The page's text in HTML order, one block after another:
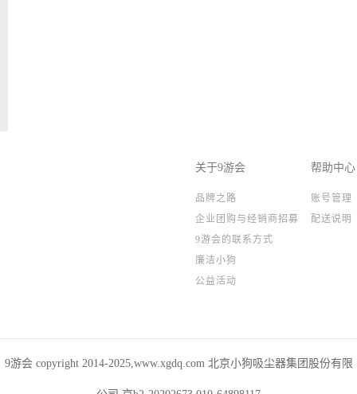
关于9游会
品牌之路
企业团购与经销商招募
9游会的联系方式
廉洁小狗
公益活动
帮助中心
账号管理
配送说明
9游会 copyright 2014-2025,www.xgdq.com 北京小狗吸尘器集团股份有限